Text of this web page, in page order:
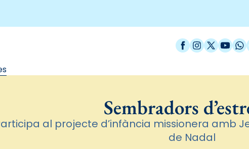
Facebook
Instagram
X /
Sembradors
al projecte d’infància missionera amb
de Nadal